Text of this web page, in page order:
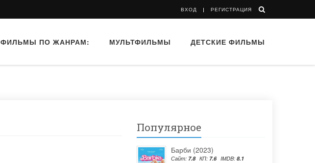
ВХОД РЕГИСТРАЦИЯ
ФИЛЬМЫ ПО ЖАНРАМ: МУЛЬТФИЛЬМЫ ДЕТСКИЕ ФИЛЬМЫ
Популярное
Барби (2023)
Сайт: 7.8 КП: 7.6 IMDB: 8.1